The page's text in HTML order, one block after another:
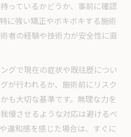
っているかどうか、事前に確認
に強い矯正やボキボキする施術
者の経験や技術力が安全性に直
グで現在の症状や既往歴につい
が行われるか、施術前にリスク
も大切な基準です。無理な力を
慢させるような対応は避けるべ
違和感を感じた場合は、すぐに